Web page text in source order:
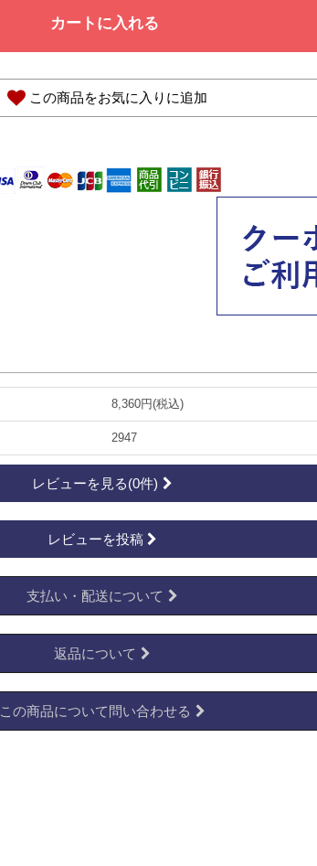
カートに入れる
この商品をお気に入りに追加
8,360円(税込)
2947
レビューを見る(0件)
レビューを投稿
支払い・配送について
返品について
この商品について問い合わせる